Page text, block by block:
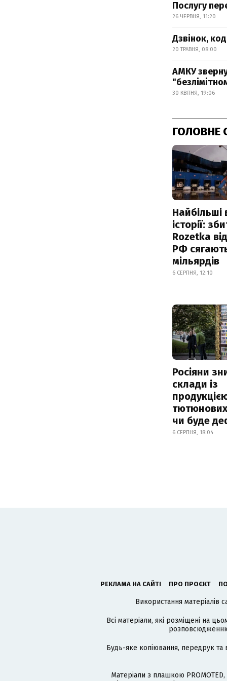
Послугу
26 ЧЕРВНЯ, 11:20
Дзвінок,
20 ТРАВНЯ, 08:00
АМКУ
30 КВІТНЯ, 19:06
ГОЛОВНЕ
Найбільші
історії:
Rozetka
РФ
мільярдів
6 СЕРПНЯ, 12:10
Росіяни
склади із
тютюнових
чи буде
6 СЕРПНЯ, 18:04
РЕКЛАМА НА САЙТІ ПРО ПРОЄКТ
Використання матеріалів
Всі матеріали, які розміщені на
розповсюдженню
Будь-яке копіювання, передрук та
Матеріали з плашкою